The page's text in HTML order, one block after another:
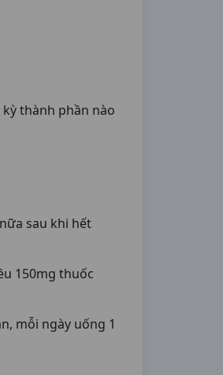
thành phần nào
sau khi hết
150mg thuốc
mỗi ngày uống 1